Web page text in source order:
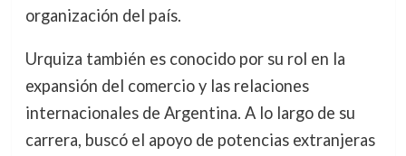
organización del país.
Urquiza también es conocido por su rol en la
expansión del comercio y las relaciones
internacionales de Argentina. A lo largo de su
carrera, buscó el apoyo de potencias extranjeras